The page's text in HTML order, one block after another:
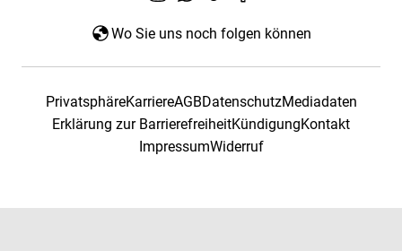
Wo Sie uns noch folgen können
PrivatsphäreKarriereAGBDatenschutzMediadaten
Erklärung zur BarrierefreiheitKündigungKontakt
ImpressumWiderruf